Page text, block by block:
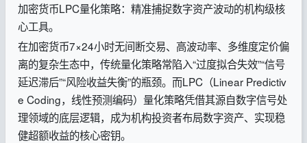
加密货币LPC量化策略：精准捕捉数字资产波动的机构级核
心工具。
在加密货币7×24小时无间断交易、高波动率、多维度定价偏
离的复杂生态中，传统量化策略常陷入“过度拟合失效”“信号
延迟滞后”“风险收益失衡”的瓶颈。而LPC（Linear Predictiv
e Coding，线性预测编码）量化策略凭借其源自数字信号处
理领域的底层逻辑，成为机构投资者布局数字资产、实现稳
健超额收益的核心密钥。